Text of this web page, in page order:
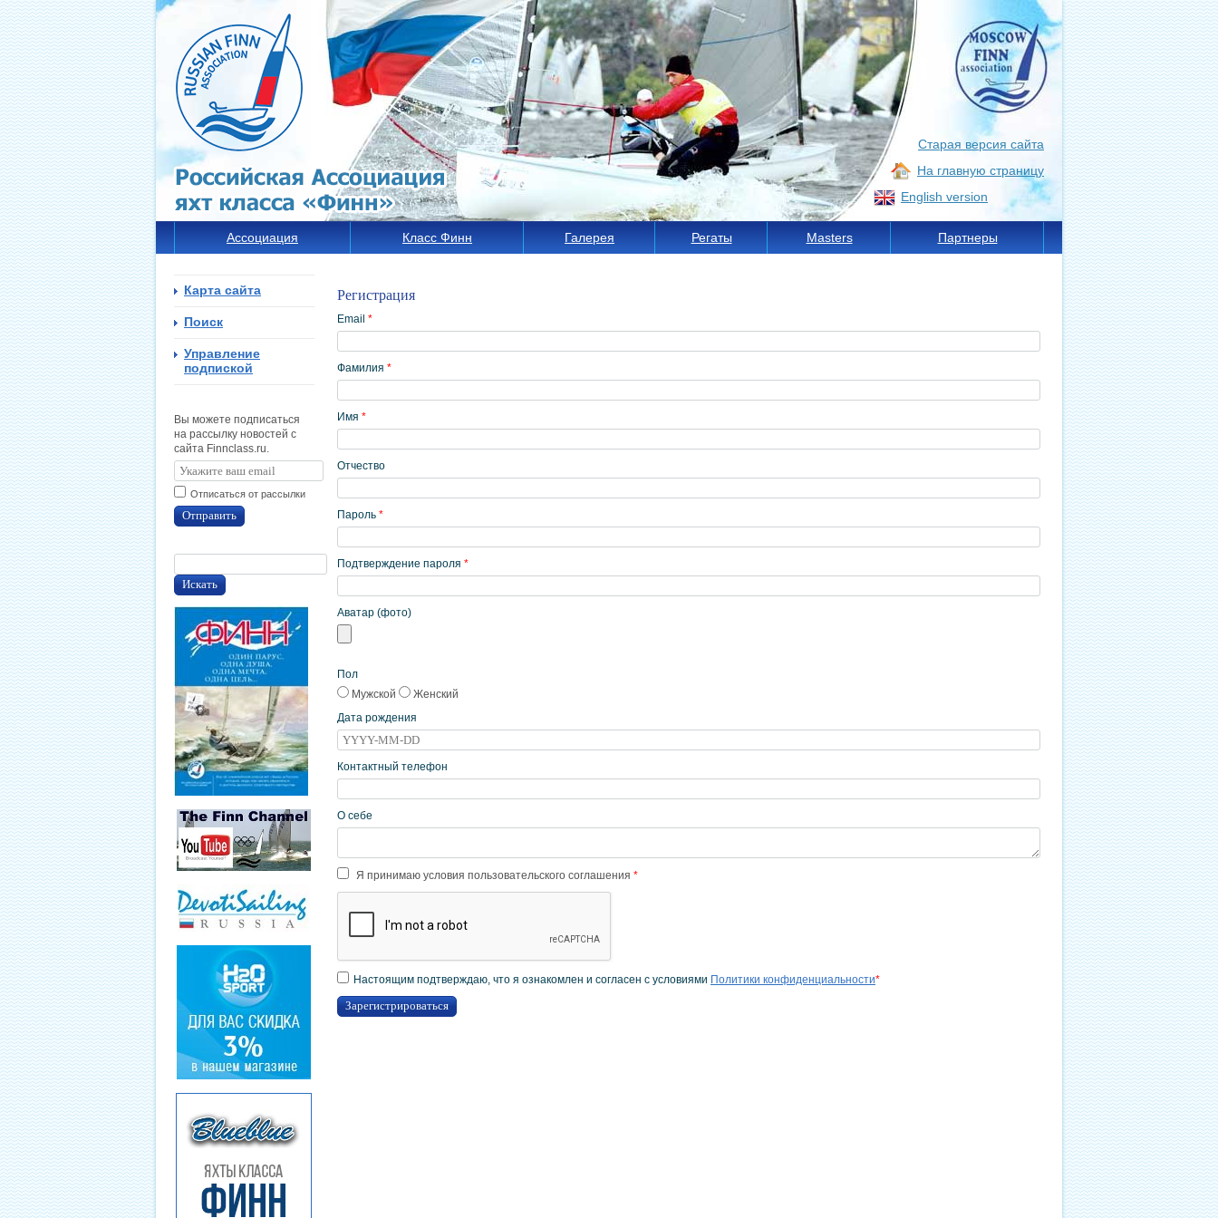
Старая версия сайта
На главную страницу
English version
Ассоциация Класс Финн Галерея Регаты Masters Партнеры
Регистрация
Email *
Фамилия *
Имя *
Отчество
Пароль *
Подтверждение пароля *
Аватар (фото)
Пол
Мужской
Женский
Дата рождения
Контактный телефон
О себе
Я принимаю условия пользовательского соглашения *
Настоящим подтверждаю, что я ознакомлен и согласен с условиями Политики конфиденциальности*
Зарегистрироваться
Карта сайта
Поиск
Управление
подпиской
Вы можете подписаться
на рассылку новостей с
сайта Finnclass.ru.
Отписаться от рассылки
Отправить
Искать